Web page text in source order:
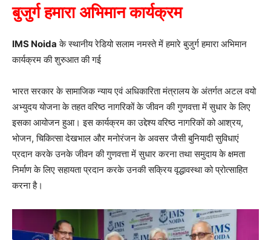
बुजुर्ग हमारा अभिमान कार्यक्रम
IMS Noida के स्थानीय रेडियो सलाम नमस्ते में हमारे बुजुर्ग हमारा अभिमान
कार्यक्रम की शुरुआत की गई
भारत सरकार के सामाजिक न्याय एवं अधिकारिता मंत्रालय के अंतर्गत अटल वयो
अभ्युदय योजना के तहत वरिष्ठ नागरिकों के जीवन की गुणवत्ता में सुधार के लिए
इसका आयोजन हुआ। इस कार्यक्रम का उद्देश्य वरिष्ठ नागरिकों को आश्रय,
भोजन, चिकित्सा देखभाल और मनोरंजन के अवसर जैसी बुनियादी सुविधाएं
प्रदान करके उनके जीवन की गुणवत्ता में सुधार करना तथा समुदाय के क्षमता
निर्माण के लिए सहायता प्रदान करके उनकी सक्रिय वृद्धावस्था को प्रोत्साहित
करना है।